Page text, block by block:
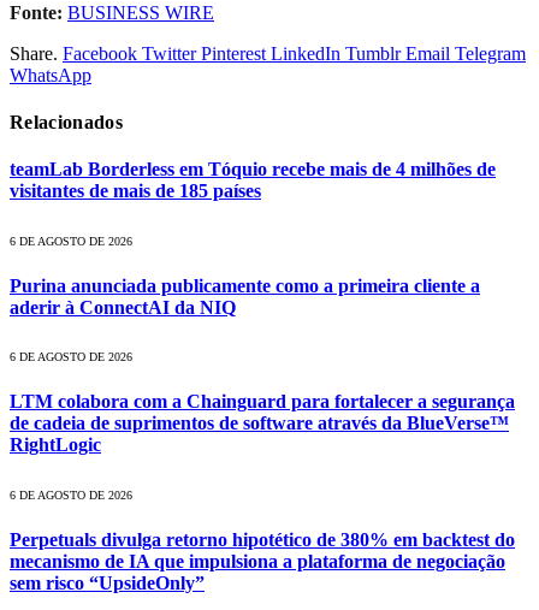
Fonte: BUSINESS WIRE
Share. Facebook Twitter Pinterest LinkedIn Tumblr Email Telegram
WhatsApp
Relacionados
teamLab Borderless em Tóquio recebe mais de 4 milhões de
visitantes de mais de 185 países
6 DE AGOSTO DE 2026
Purina anunciada publicamente como a primeira cliente a
aderir à ConnectAI da NIQ
6 DE AGOSTO DE 2026
LTM colabora com a Chainguard para fortalecer a segurança
de cadeia de suprimentos de software através da BlueVerse™
RightLogic
6 DE AGOSTO DE 2026
Perpetuals divulga retorno hipotético de 380% em backtest do
mecanismo de IA que impulsiona a plataforma de negociação
sem risco “UpsideOnly”